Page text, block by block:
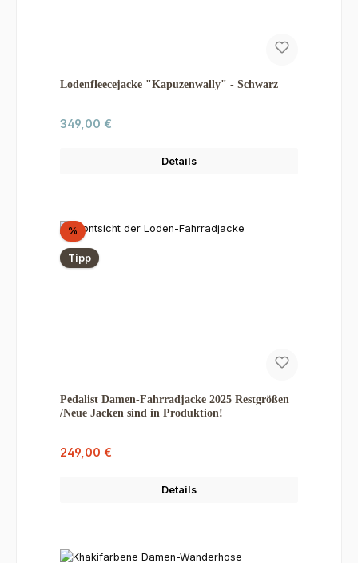
Lodenfleecejacke "Kapuzenwally" - Schwarz
Regulärer Preis:
349,00 €
Details
%Rabatt
Tipp
Pedalist Damen-Fahrradjacke 2025 Restgrößen
/Neue Jacken sind in Produktion!
Verkaufspreis:
249,00 €
Details